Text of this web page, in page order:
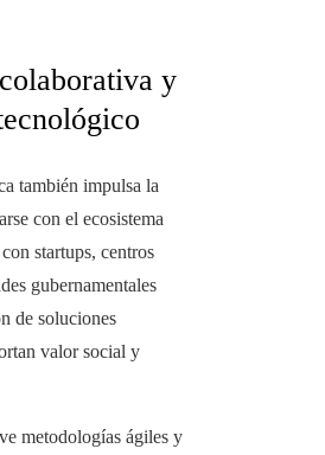
y
también impulsa la
con el ecosistema
startups, centros
gubernamentales
de soluciones
valor social y
metodologías ágiles y